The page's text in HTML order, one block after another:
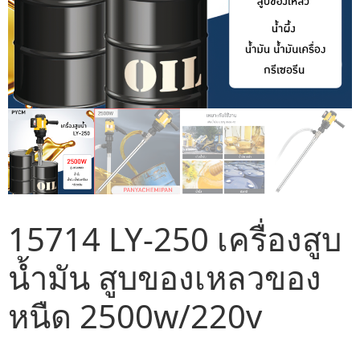
15714 LY-250 เครื่องสูบ
น้ำมัน สูบของเหลวของ
หนืด 2500w/220v